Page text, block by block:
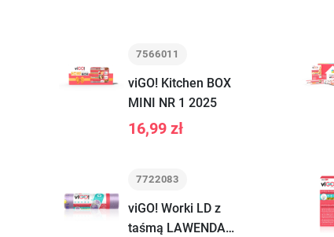
7566011
viGO! Kitchen BOX
MINI NR 1 2025
16,99 zł
7722083
viGO! Worki LD z
taśmą LAWENDA